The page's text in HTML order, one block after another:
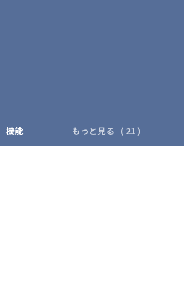
機能 もっと見る